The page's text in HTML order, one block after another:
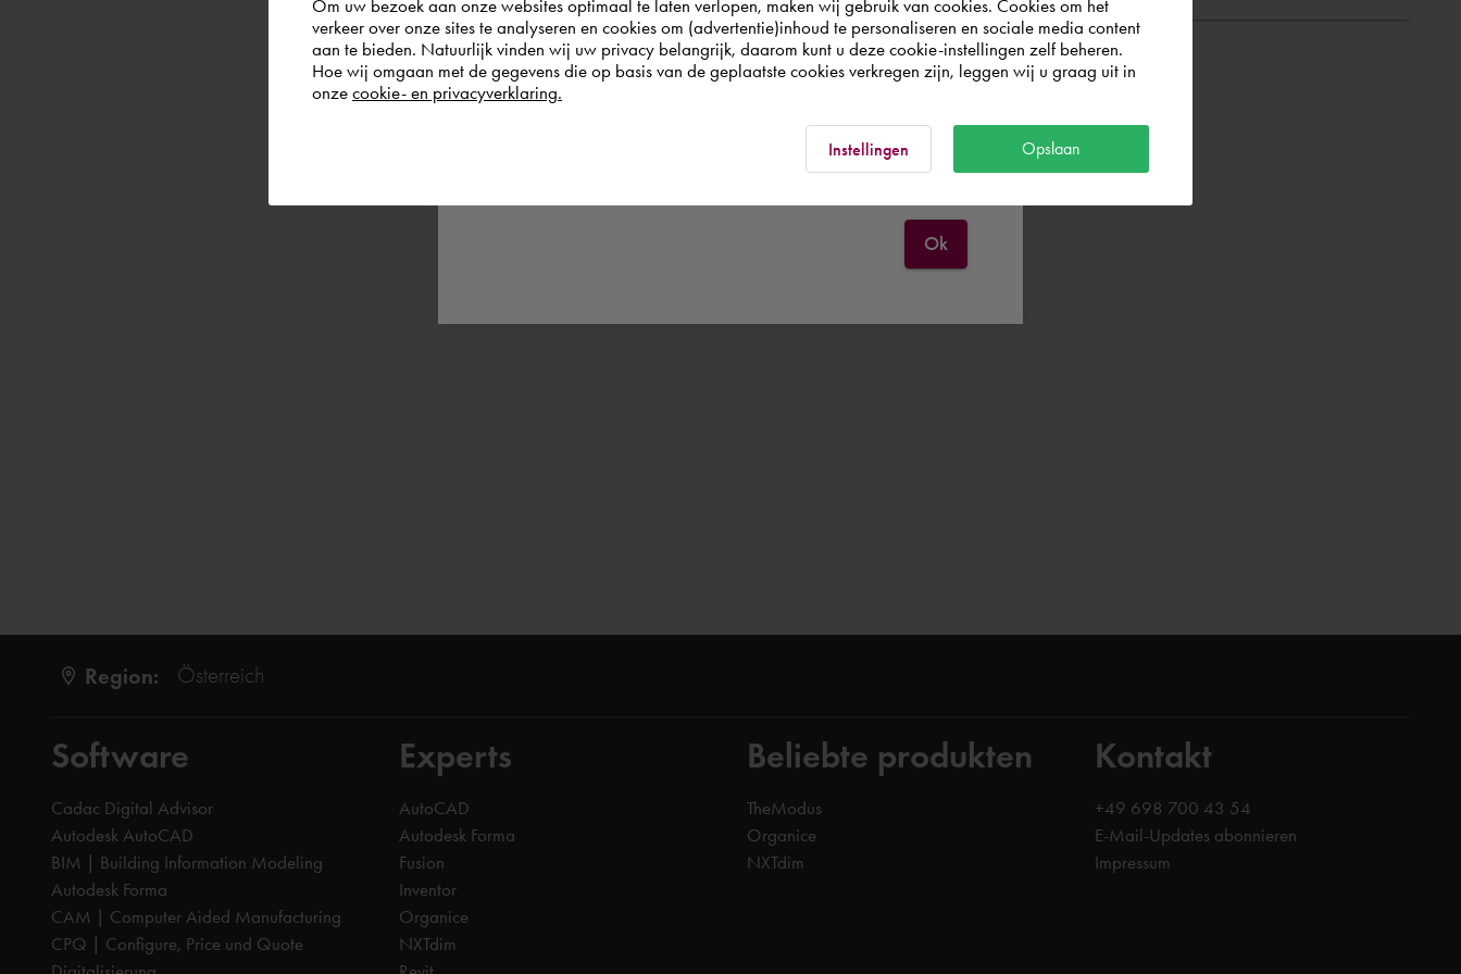
Region: Österreich
Software
Cadac Digital Advisor
Autodesk AutoCAD
BIM | Building Information Modeling
Autodesk Forma
CAM | Computer Aided Manufacturing
CPQ | Configure, Price und Quote
Experts
AutoCAD
Autodesk Forma
Fusion
Inventor
Organice
NXTdim
Beliebte produkten
TheModus
Organice
NXTdim
Kontakt
+49 698 700 43 54
E-Mail-Updates abonnieren
Impressum
wish to shop.
Österreich
Ok
Om uw bezoek aan onze websites optimaal te laten verlopen, maken wij gebruik van cookies. Cookies om het
verkeer over onze sites te analyseren en cookies om (advertentie)inhoud te personaliseren en sociale media content
aan te bieden. Natuurlijk vinden wij uw privacy belangrijk, daarom kunt u deze cookie-instellingen zelf beheren.
Hoe wij omgaan met de gegevens die op basis van de geplaatste cookies verkregen zijn, leggen wij u graag uit in
onze cookie- en privacyverklaring.
Instellingen Opslaan